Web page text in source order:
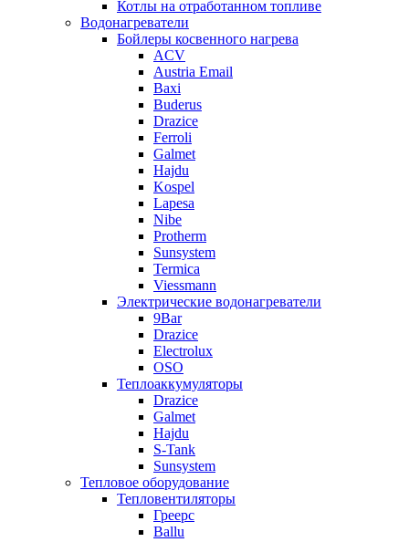
Котлы на отработанном топливе
Водонагреватели
Бойлеры косвенного нагрева
ACV
Austria Email
Baxi
Buderus
Drazice
Ferroli
Galmet
Hajdu
Kospel
Lapesa
Nibe
Protherm
Sunsystem
Termica
Viessmann
Электрические водонагреватели
9Bar
Drazice
Electrolux
OSO
Теплоаккумуляторы
Drazice
Galmet
Hajdu
S-Tank
Sunsystem
Тепловое оборудование
Тепловентиляторы
Греерс
Ballu